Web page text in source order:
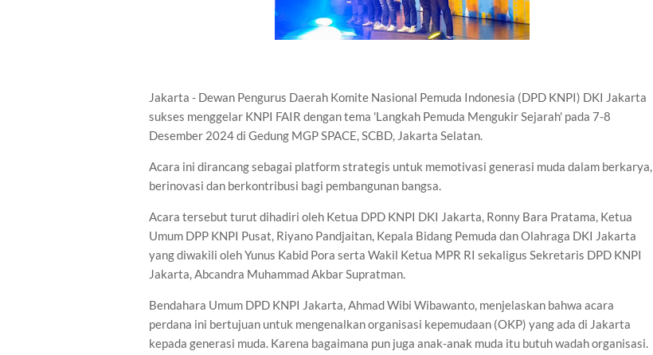
Jakarta - Dewan Pengurus Daerah Komite Nasional Pemuda Indonesia (DPD KNPI) DKI Jakarta
sukses menggelar KNPI FAIR dengan tema 'Langkah Pemuda Mengukir Sejarah' pada 7-8
Desember 2024 di Gedung MGP SPACE, SCBD, Jakarta Selatan.
Acara ini dirancang sebagai platform strategis untuk memotivasi generasi muda dalam berkarya,
berinovasi dan berkontribusi bagi pembangunan bangsa.
Acara tersebut turut dihadiri oleh Ketua DPD KNPI DKI Jakarta, Ronny Bara Pratama, Ketua
Umum DPP KNPI Pusat, Riyano Pandjaitan, Kepala Bidang Pemuda dan Olahraga DKI Jakarta
yang diwakili oleh Yunus Kabid Pora serta Wakil Ketua MPR RI sekaligus Sekretaris DPD KNPI
Jakarta, Abcandra Muhammad Akbar Supratman.
Bendahara Umum DPD KNPI Jakarta, Ahmad Wibi Wibawanto, menjelaskan bahwa acara
perdana ini bertujuan untuk mengenalkan organisasi kepemudaan (OKP) yang ada di Jakarta
kepada generasi muda. Karena bagaimana pun juga anak-anak muda itu butuh wadah organisasi.